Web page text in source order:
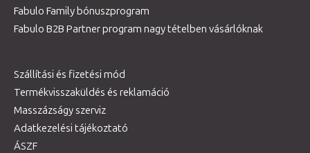
Fabulo Family bónuszprogram
Fabulo B2B Partner program nagy tételben vásárlóknak
Szállítási és fizetési mód
Termékvisszaküldés és reklamáció
Masszázságy szerviz
Adatkezelési tájékoztató
ÁSZF